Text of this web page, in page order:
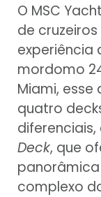
O MSC
de
experiência
mordomo
Miami,
quatro
Deck, que
complexo